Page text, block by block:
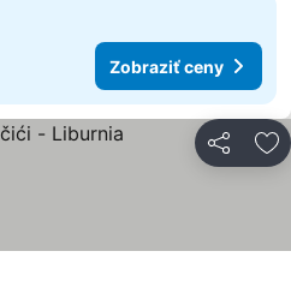
Zobraziť ceny
Zdieľať